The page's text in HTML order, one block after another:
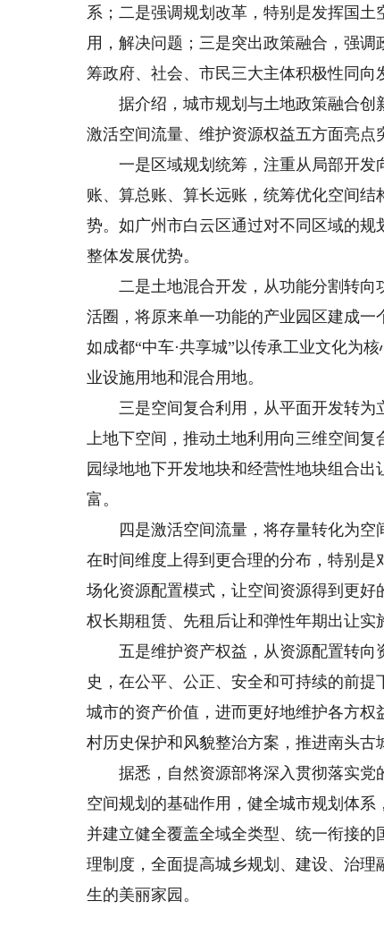
系；二是强调规划改革，特别是发挥国
用，解决问题；三是突出政策融合，强
筹政府、社会、市民三大主体积极性同向
据介绍，城市规划与土地政策融合创
激活空间流量、维护资源权益五方面亮点
一是区域规划统筹，注重从局部开发
账、算总账、算长远账，统筹优化空间
势。如广州市白云区通过对不同区域的
整体发展优势。
二是土地混合开发，从功能分割转向
活圈，将原来单一功能的产业园区建成一
如成都“中车·共享城”以传承工业文化为
业设施用地和混合用地。
三是空间复合利用，从平面开发转为
上地下空间，推动土地利用向三维空间
园绿地地下开发地块和经营性地块组合
富。
四是激活空间流量，将存量转化为空
在时间维度上得到更合理的分布，特别
场化资源配置模式，让空间资源得到更
权长期租赁、先租后让和弹性年期出让实
五是维护资产权益，从资源配置转向
史，在公平、公正、安全和可持续的前
城市的资产价值，进而更好地维护各方
村历史保护和风貌整治方案，推进南头古
据悉，自然资源部将深入贯彻落实党
空间规划的基础作用，健全城市规划体系
并建立健全覆盖全域全类型、统一衔接
理制度，全面提高城乡规划、建设、治
生的美丽家园。